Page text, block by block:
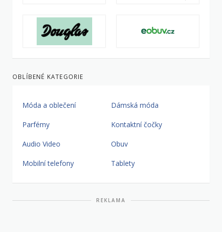
OBLÍBENÉ KATEGORIE
Móda a oblečení Dámská móda
Parfémy Kontaktní čočky
Audio Video Obuv
Mobilní telefony Tablety
REKLAMA